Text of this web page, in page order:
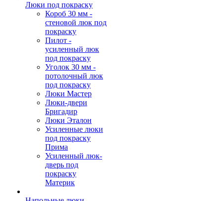
Люки под покраску
Короб 30 мм -
стеновой люк под
покраску
Пилот -
усиленный люк
под покраску
Уголок 30 мм -
потолочный люк
под покраску
Люки Мастер
Люки-двери
Бригадир
Люки Эталон
Усиленные люки
под покраску
Прима
Усиленный люк-
дверь под
покраску
Материк